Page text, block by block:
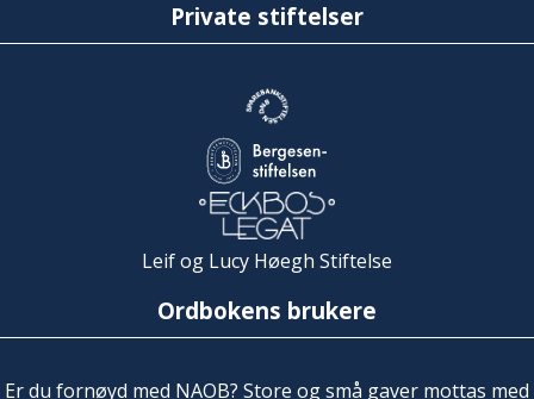
Private stiftelser
Leif og Lucy Høegh Stiftelse
Ordbokens brukere
Er du fornøyd med NAOB? Store og små gaver mottas med